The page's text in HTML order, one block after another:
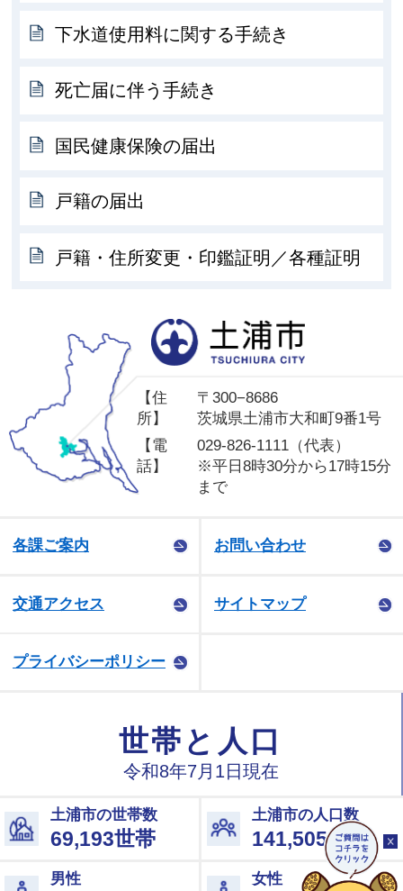
下水道使用料に関する手続き
死亡届に伴う手続き
国民健康保険の届出
戸籍の届出
戸籍・住所変更・印鑑証明／各種証明
【住
所】
〒300−8686
茨城県土浦市大和町9番1号
【電
話】
029-826-1111（代表）
※平日8時30分から17時15分
まで
各課ご案内 お問い合わせ
交通アクセス サイトマップ
プライバシーポリシー